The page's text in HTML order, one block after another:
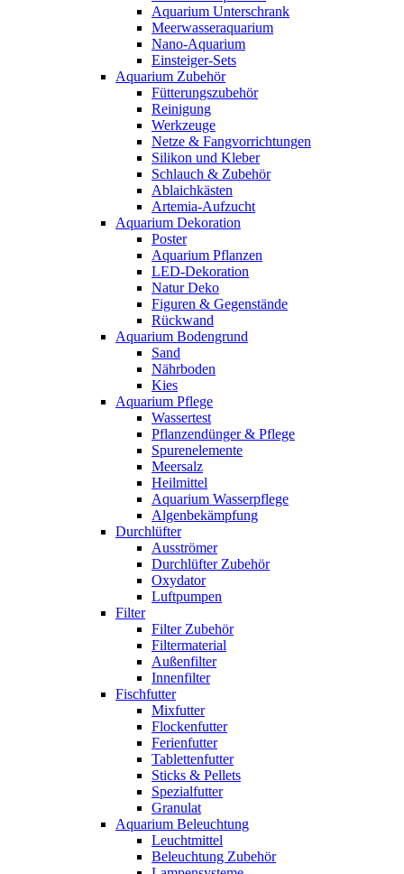
Aquarium Unterschrank
Meerwasseraquarium
Nano-Aquarium
Einsteiger-Sets
Aquarium Zubehör
Fütterungszubehör
Reinigung
Werkzeuge
Netze & Fangvorrichtungen
Silikon und Kleber
Schlauch & Zubehör
Ablaichkästen
Artemia-Aufzucht
Aquarium Dekoration
Poster
Aquarium Pflanzen
LED-Dekoration
Natur Deko
Figuren & Gegenstände
Rückwand
Aquarium Bodengrund
Sand
Nährboden
Kies
Aquarium Pflege
Wassertest
Pflanzendünger & Pflege
Spurenelemente
Meersalz
Heilmittel
Aquarium Wasserpflege
Algenbekämpfung
Durchlüfter
Ausströmer
Durchlüfter Zubehör
Oxydator
Luftpumpen
Filter
Filter Zubehör
Filtermaterial
Außenfilter
Innenfilter
Fischfutter
Mixfutter
Flockenfutter
Ferienfutter
Tablettenfutter
Sticks & Pellets
Spezialfutter
Granulat
Aquarium Beleuchtung
Leuchtmittel
Beleuchtung Zubehör